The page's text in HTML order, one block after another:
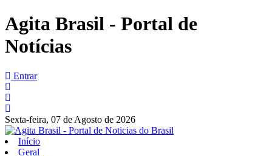
Agita Brasil - Portal de
Notícias
Entrar
Sexta-feira, 07 de Agosto de 2026
Início
Geral